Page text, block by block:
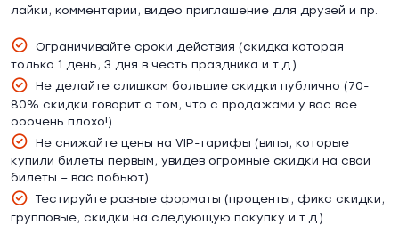
лайки, комментарии, видео приглашение для друзей и пр.
Ограничивайте сроки действия (скидка которая
только 1 день, 3 дня в честь праздника и т.д.)
Не делайте слишком большие скидки публично (70-
80% скидки говорит о том, что с продажами у вас все
ооочень плохо!)
Не снижайте цены на VIP-тарифы (випы, которые
купили билеты первым, увидев огромные скидки на свои
билеты – вас побьют)
Тестируйте разные форматы (проценты, фикс скидки,
групповые, скидки на следующую покупку и т.д.).